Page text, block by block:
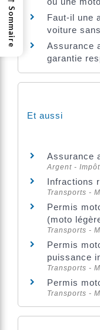
Faut-il une
voiture
Assurance
garantie
Et aussi
Assurance
Argent -
Infractions
Transports -
Permis
(moto
Transports -
Permis
puissance
Transports -
Permis
Transports -
Sommaire